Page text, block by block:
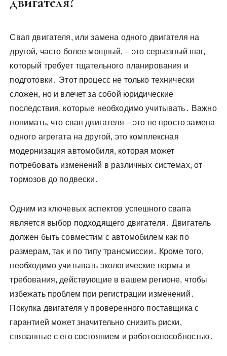
Свап двигателя, или замена одного двигателя на
другой, часто более мощный, – это серьезный шаг,
который требует тщательного планирования и
подготовки․ Этот процесс не только технически
сложен, но и влечет за собой юридические
последствия, которые необходимо учитывать․ Важно
понимать, что свап двигателя – это не просто замена
одного агрегата на другой, это комплексная
модернизация автомобиля, которая может
потребовать изменений в различных системах, от
тормозов до подвески․
Одним из ключевых аспектов успешного свапа
является выбор подходящего двигателя․ Двигатель
должен быть совместим с автомобилем как по
размерам, так и по типу трансмиссии․ Кроме того,
необходимо учитывать экологические нормы и
требования, действующие в вашем регионе, чтобы
избежать проблем при регистрации изменений․
Покупка двигателя у проверенного поставщика с
гарантией может значительно снизить риски,
связанные с его состоянием и работоспособностью․